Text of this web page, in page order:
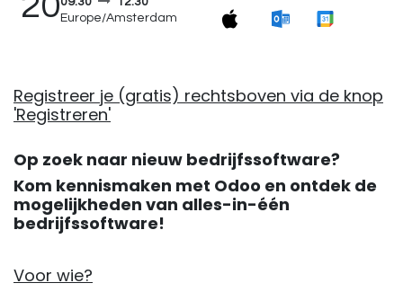
Europe/Amsterdam
Registreer je (gratis) rechtsboven via de knop
'Registreren'
Op zoek naar nieuw bedrijfssoftware?
Kom kennismaken met Odoo en ontdek de
mogelijkheden van alles-in-één
bedrijfssoftware!
Voor wie?